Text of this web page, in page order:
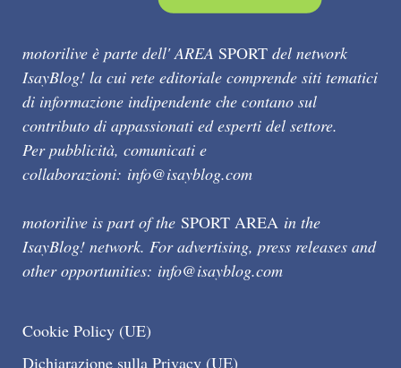
motorilive è parte dell' AREA SPORT del network
IsayBlog! la cui rete editoriale comprende siti tematici
di informazione indipendente che contano sul
contributo di appassionati ed esperti del settore.
Per pubblicità, comunicati e
collaborazioni: info@isayblog.com
motorilive is part of the SPORT AREA in the
IsayBlog! network. For advertising, press releases and
other opportunities: info@isayblog.com
Cookie Policy (UE)
Dichiarazione sulla Privacy (UE)